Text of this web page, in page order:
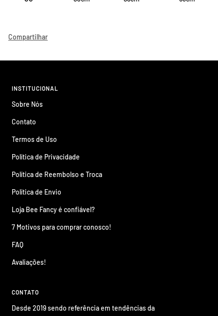
Compartilhar
INSTITUCIONAL
Sobre Nós
Contato
Termos de Uso
Política de Privacidade
Política de Reembolso e Troca
Política de Envio
Loja Bee Fancy é confiável?
7 Motivos para comprar conosco!
FAQ
Avaliações!
CONTATO
Desde 2019 sendo referência em tendências da